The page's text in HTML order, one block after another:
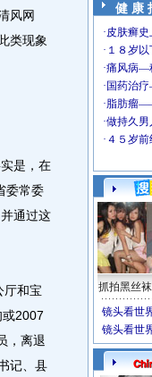
风网
类现象
是，在
委常委
通过这
和宝
2007
，离退
记、县
健 康
抓拍黑丝
镜头看世
镜头看世